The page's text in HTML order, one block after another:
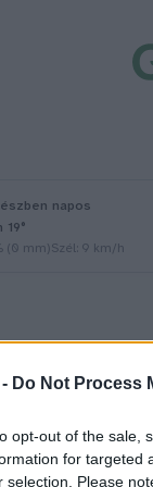
Do Not Process
opt-out of the sale,
for targeted
selection. Please
napos
19°
(0 mm)Szél: 9 km/h